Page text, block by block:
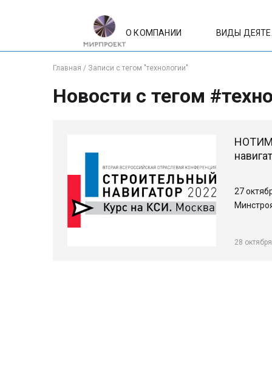
О КОМПАНИИ ВИДЫ
Главная / Записи с тегом "технологии"
Новости с тегом
НОТИМ
27
28